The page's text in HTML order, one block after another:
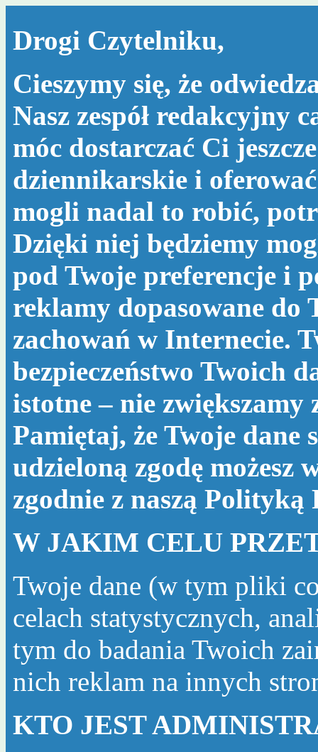
Drogi Czytelniku,
Cieszymy się, że
Nasz zespół redakcyjny
móc dostarczać Ci
dziennikarskie i oferować
mogli nadal to robić,
Dzięki niej będziemy
pod Twoje preferencje i
reklamy dopasowane do
zachowań w Internecie.
bezpieczeństwo Twoich
istotne – nie
Pamiętaj, że Twoje dane
udzieloną zgodę możesz
zgodnie z naszą Polityką
W JAKIM CELU
Twoje dane (w tym pliki
celach statystycznych,
tym do badania Twoich
nich reklam na innych
KTO JEST